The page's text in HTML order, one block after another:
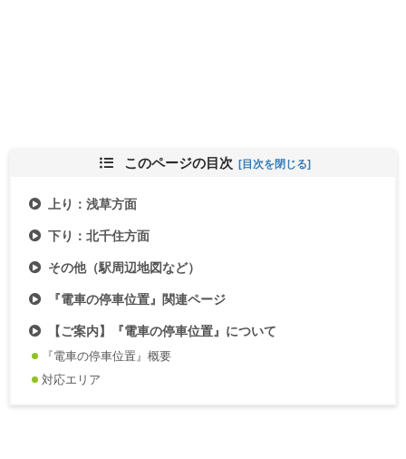
このページの目次
上り：浅草方面
下り：北千住方面
その他（駅周辺地図など）
『電車の停車位置』関連ページ
【ご案内】『電車の停車位置』について
『電車の停車位置』概要
対応エリア